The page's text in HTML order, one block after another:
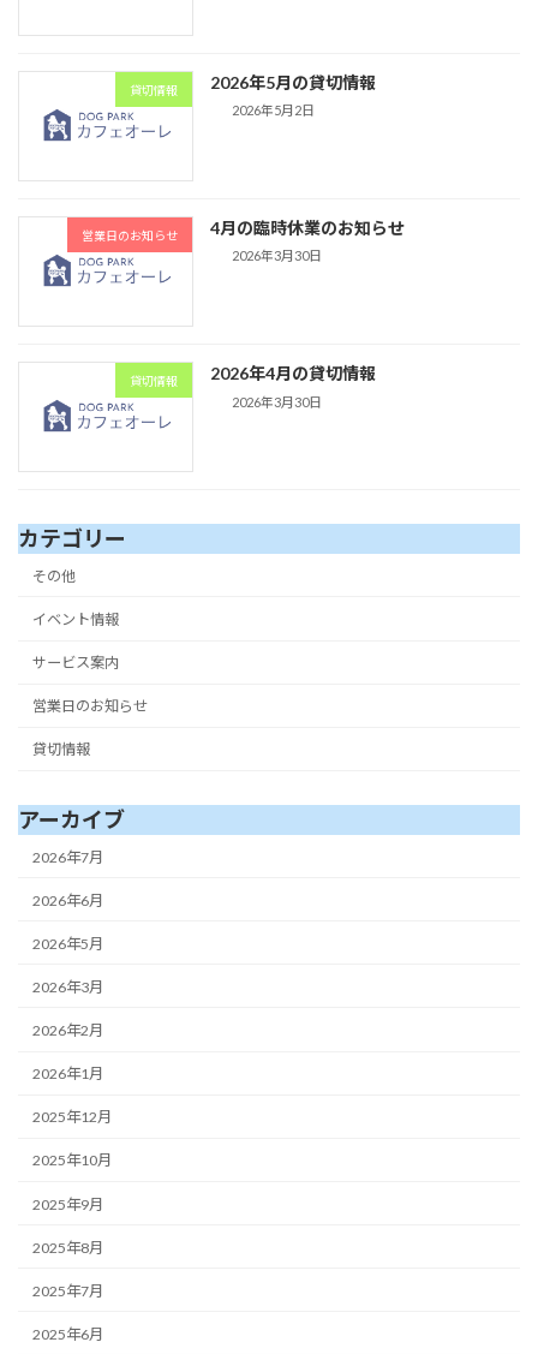
貸切情報 2026年5月の貸切情報
2026年5月2日
営業日のお知らせ 4月の臨時休業のお知らせ
2026年3月30日
貸切情報 2026年4月の貸切情報
2026年3月30日
カテゴリー
その他
イベント情報
サービス案内
営業日のお知らせ
貸切情報
アーカイブ
2026年7月
2026年6月
2026年5月
2026年3月
2026年2月
2026年1月
2025年12月
2025年10月
2025年9月
2025年8月
2025年7月
2025年6月